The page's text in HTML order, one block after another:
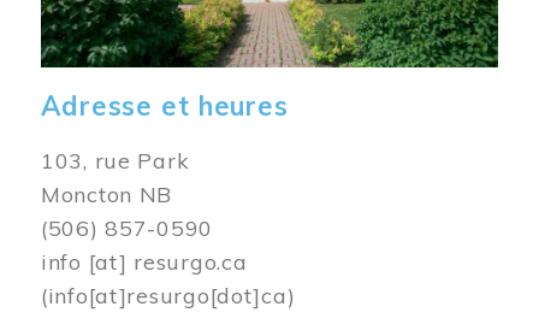
Adresse et heures
103, rue Park
Moncton NB
(506) 857-0590
info [at] resurgo.ca
(info[at]resurgo[dot]ca)